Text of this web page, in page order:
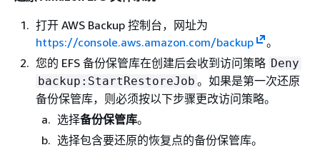
打开 AWS Backup 控制台，网址为
https://console.aws.amazon.com/backup
。
您的 EFS 备份保管库在创建后会收到访问策略 Deny
backup:StartRestoreJob 。如果是第一次还原
备份保管库，则必须按以下步骤更改访问策略。
选择备份保管库。
选择包含要还原的恢复点的备份保管库。